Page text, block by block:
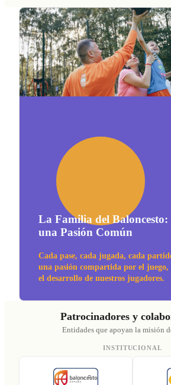
La Familia del
una Pasión Común
Cada pase, cada jugada, cada
una pasión compartida por el
el desarrollo de nuestros jugadores.
Patrocinadores y
Entidades que apoyan la misión
INSTITUCIONAL